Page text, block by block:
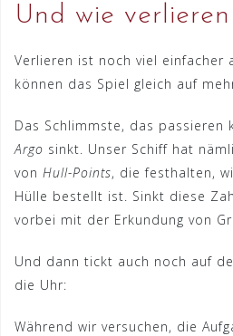
Und wie
Verlieren ist noch viel einfacher
können das Spiel gleich auf
Das Schlimmste, das passieren
Argo sinkt. Unser Schiff hat
von Hull-Points, die festhalten,
Hülle bestellt ist. Sinkt diese
vorbei mit der Erkundung von
Und dann tickt auch noch auf
die Uhr:
Während wir versuchen, die